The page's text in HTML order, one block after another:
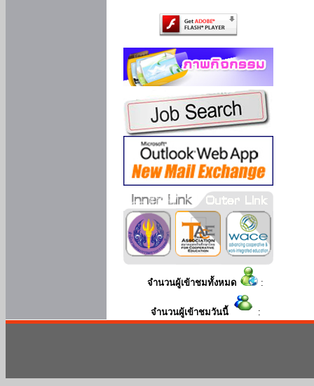
จำนวนผู้เข้าชมทั้งหมด :
จำนวนผู้เข้าชมวันนี้ :